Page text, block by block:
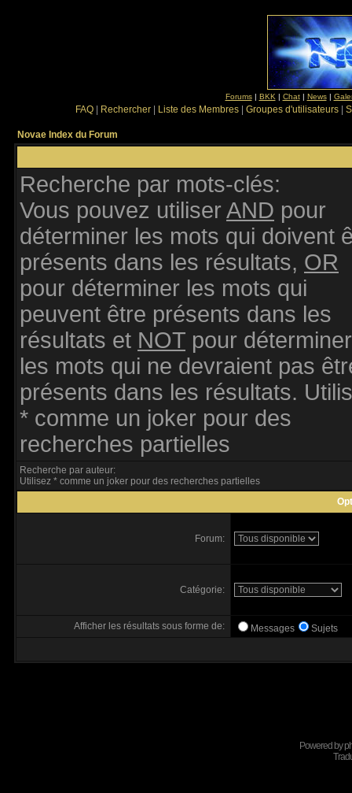
Forums| BKK | Chat| News|
FAQ Rechercher Liste des Membres Groupes d'utilisateurs
Novae Index du Forum
Recherche par mots-clés:
Vous pouvez utiliser AND pour
déterminer les mots qui doivent
présents dans les résultats, OR
pour déterminer les mots qui
peuvent être présents dans les
résultats et NOT pour déterminer
les mots qui ne devraient pas
présents dans les résultats.
* comme un joker pour des
recherches partielles
Recherche par auteur:
Utilisez * comme un joker pour des recherches partielles
Forum:
Catégorie:
Afficher les résultats sous forme de: Messages Sujets
Powered by